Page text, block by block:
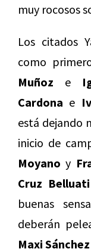
muy rocosos
Los citados
como
Muñoz e
Cardona e
está dejando
inicio de
Moyano y
Cruz Belluati
buenas
deberán
Maxi Sánchez